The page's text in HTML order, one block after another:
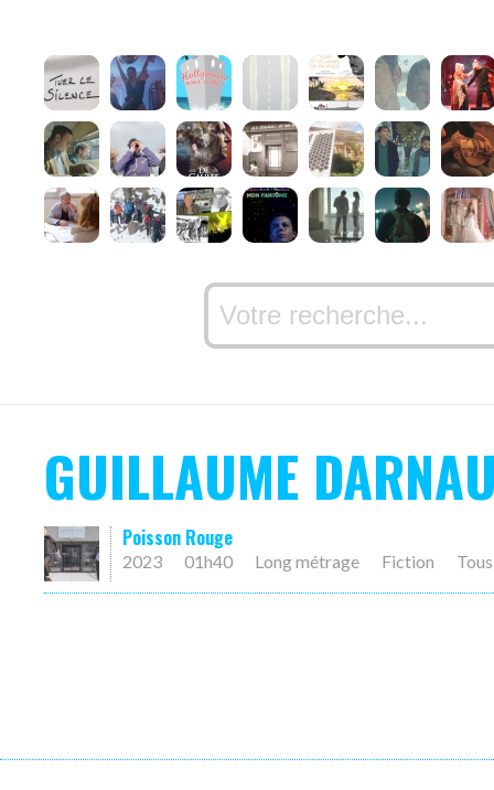
GUILLAUME
Poisson Rouge
2023 01h40 Long métrage Fiction